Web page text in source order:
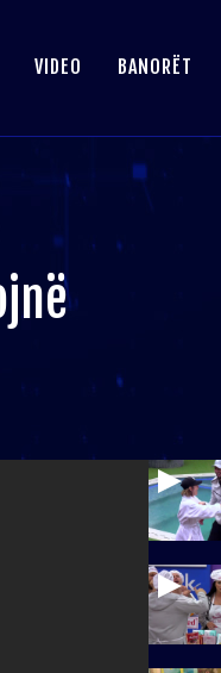
VIDEO BANORËT